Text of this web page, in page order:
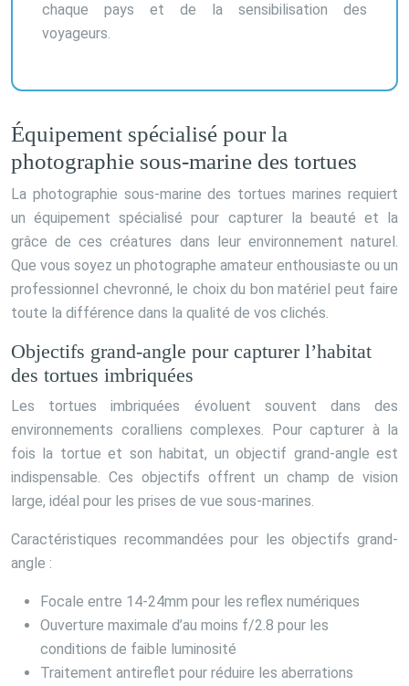
chaque pays et de la sensibilisation des
voyageurs.
Équipement spécialisé pour la
photographie sous-marine des tortues
La photographie sous-marine des tortues marines requiert
un équipement spécialisé pour capturer la beauté et la
grâce de ces créatures dans leur environnement naturel.
Que vous soyez un photographe amateur enthousiaste ou un
professionnel chevronné, le choix du bon matériel peut faire
toute la différence dans la qualité de vos clichés.
Objectifs grand-angle pour capturer l’habitat
des tortues imbriquées
Les tortues imbriquées évoluent souvent dans des
environnements coralliens complexes. Pour capturer à la
fois la tortue et son habitat, un objectif grand-angle est
indispensable. Ces objectifs offrent un champ de vision
large, idéal pour les prises de vue sous-marines.
Caractéristiques recommandées pour les objectifs grand-
angle :
Focale entre 14-24mm pour les reflex numériques
Ouverture maximale d’au moins f/2.8 pour les
conditions de faible luminosité
Traitement antireflet pour réduire les aberrations